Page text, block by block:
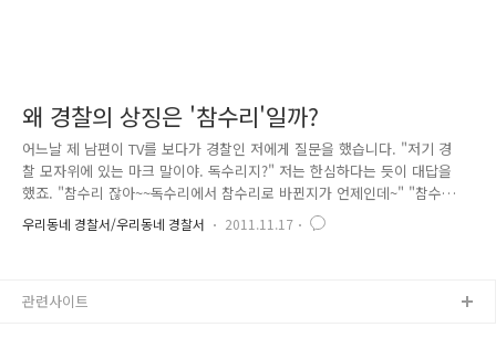
왜 경찰의 상징은 '참수리'일까?
어느날 제 남편이 TV를 보다가 경찰인 저에게 질문을 했습니다. "저기 경
찰 모자위에 있는 마크 말이야. 독수리지?" 저는 한심하다는 듯이 대답을
했죠. "참수리 잖아~~독수리에서 참수리로 바뀐지가 언제인데~" "참수
리?? 그게 뭐야?" "참수리..그게 뭐냐면...독수리과의...그러니까...하하하..
ㅡ.ㅡ;;" 사실 경찰인 저도 경찰 상징이 독수리가 아닌 참수리라고만 알고
수리는 어떤 새일까? 여러분도 궁금하시죠? 이제부터 저와 함께 궁금증을
우리동네 경찰서/우리동네 경찰서 2011.11.17
관련사이트